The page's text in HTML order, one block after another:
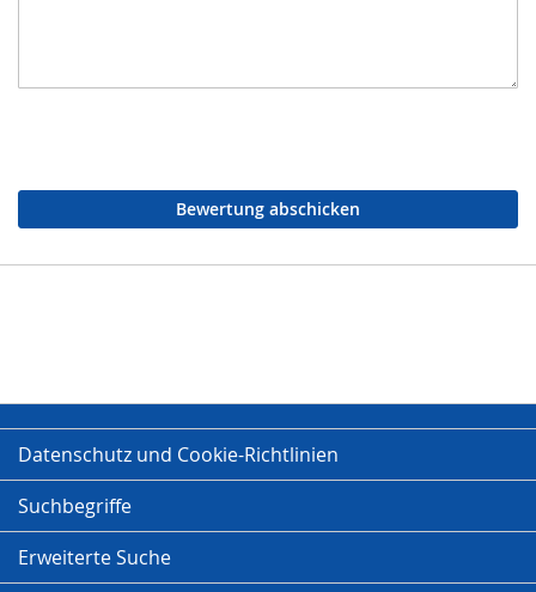
Bewertung abschicken
Datenschutz und Cookie-Richtlinien
Suchbegriffe
Erweiterte Suche